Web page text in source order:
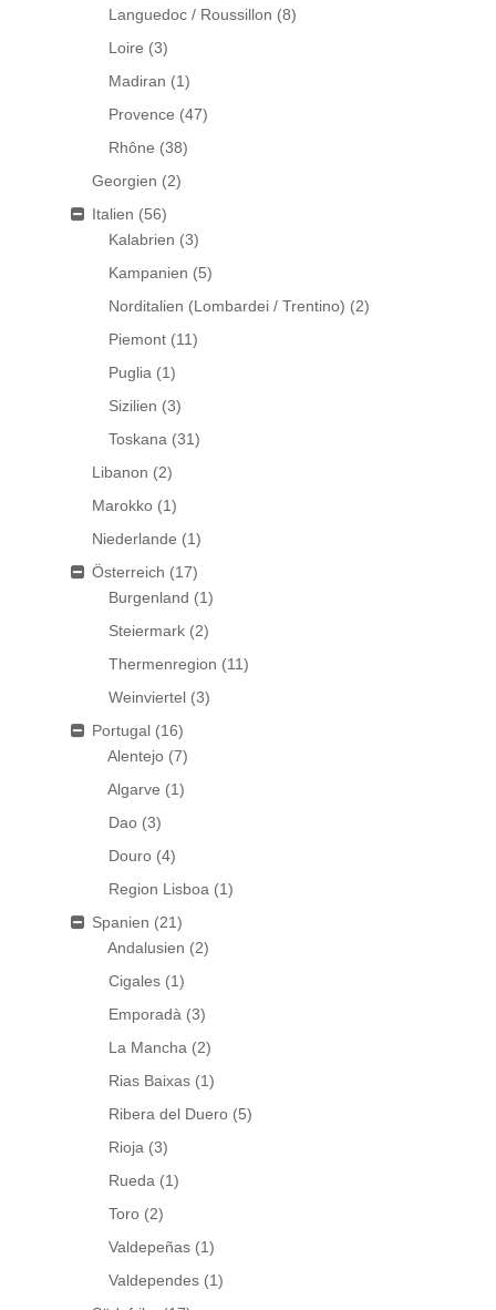
Languedoc / Roussillon (8)
Loire (3)
Madiran (1)
Provence (47)
Rhône (38)
Georgien (2)
Italien (56)
Kalabrien (3)
Kampanien (5)
Norditalien (Lombardei / Trentino) (2)
Piemont (11)
Puglia (1)
Sizilien (3)
Toskana (31)
Libanon (2)
Marokko (1)
Niederlande (1)
Österreich (17)
Burgenland (1)
Steiermark (2)
Thermenregion (11)
Weinviertel (3)
Portugal (16)
Alentejo (7)
Algarve (1)
Dao (3)
Douro (4)
Region Lisboa (1)
Spanien (21)
Andalusien (2)
Cigales (1)
Emporadà (3)
La Mancha (2)
Rias Baixas (1)
Ribera del Duero (5)
Rioja (3)
Rueda (1)
Toro (2)
Valdepeñas (1)
Valdependes (1)